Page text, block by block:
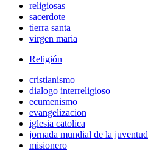
religiosas
sacerdote
tierra santa
virgen maria
Religión
cristianismo
dialogo interreligioso
ecumenismo
evangelizacion
iglesia catolica
jornada mundial de la juventud
misionero